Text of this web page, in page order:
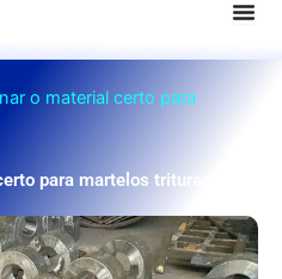
o material certo para
para martelos trituradores?